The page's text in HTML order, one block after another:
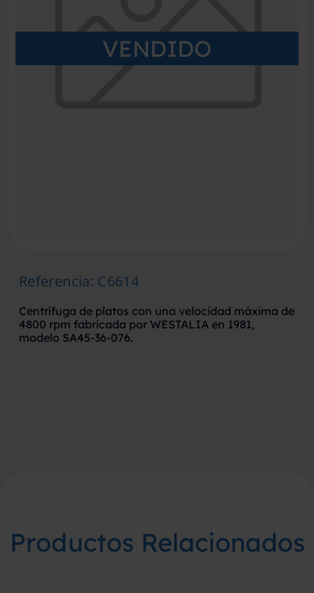
VENDIDO
Referencia: C6614
Centrífuga de platos con una velocidad máxima de
4800 rpm fabricada por WESTALIA en 1981,
modelo SA45-36-076.
Productos Relacionados